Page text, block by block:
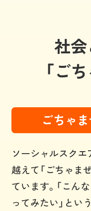
社
「ご
ごちゃ
ソーシャルスク
越えて「ごちゃま
ています。「こん
ってみたい」とい